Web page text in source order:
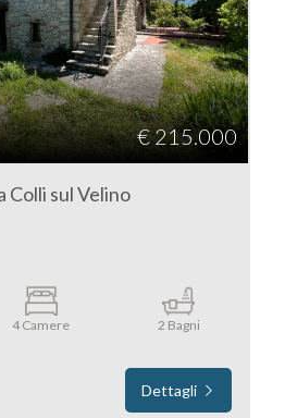
€ 215.000
Colli sul Velino
4 Camere 2 Bagni
Dettagli